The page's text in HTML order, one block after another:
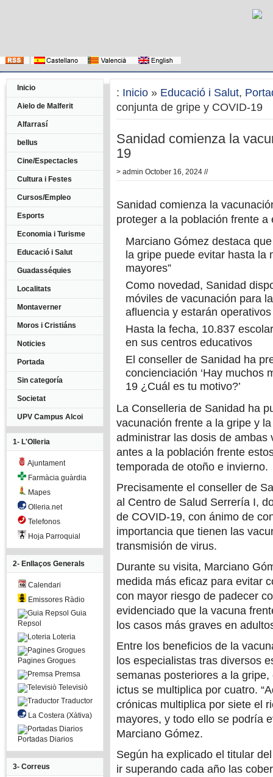
Inicio
Aielo de Malferit
Alfarrasí
bellus
Cine/Espectacles
Cultura i Festes
Cursos/Empleo
Esports
Economia i Turisme
Educació i Salut
Guadasséquies
Localitats
Montaverner
Moros i Cristiáns
Noticies
Portada
Sin categoría
Societat
UPV Campus Alcoi
1- L'Olleria
Ajuntament
Farmàcia guàrdia
Mapes
Olleria.net
Telefonos
Hoja Parroquial
2- Enllaços Generals
Calendari
Emissores Ràdio
Guia
Repsol
Loteria
Pagines Grogues
Premsa
Televisiò
Traductor
La Costera (Xàtiva)
Portadas Diarios
3- Correus
: Inicio » Educació i Salut,
conjunta de gripe y COVID-19
Sanidad comienza la
19
> admin October 16, 2024 //
Sanidad comienza la
proteger a la población frente
Marciano Gómez destaca
la gripe puede evitar hasta
mayores”
Como novedad, Sanidad
móviles de vacunación para
afluencia y estarán
Hasta la fecha, 10.837
en sus centros educativos
El conseller de Sanidad ha
concienciación ‘Hay muchos
19 ¿Cuál es tu motivo?’
La Conselleria de Sanidad ha
vacunación frente a la gripe y
administrar las dosis de
antes a la población frente
temporada de otoño e invierno.
Precisamente el conseller de
al Centro de Salud Serrería I,
de COVID-19, con ánimo de
importancia que tienen las
transmisión de virus.
Durante su visita, Marciano
medida más eficaz para evitar
con mayor riesgo de padecer
evidenciado que la vacuna
los casos más graves en
Entre los beneficios de la
los especialistas tras diversos
semanas posteriores a la
ictus se multiplica por cuatro.
crónicas multiplica por siete el
mayores, y todo ello se podría
Marciano Gómez.
Según ha explicado el titular
ir superando cada año las